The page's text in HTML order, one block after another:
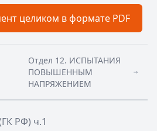
целиком в формате PDF
Отдел 12. ИСПЫТАНИЯ
ПОВЫШЕННЫМ
НАПРЯЖЕНИЕМ
РФ) ч.1